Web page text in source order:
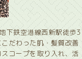
下鉄空港線西新駅徒歩3
だわった肌・髪質改善
コープを取り入れ、活